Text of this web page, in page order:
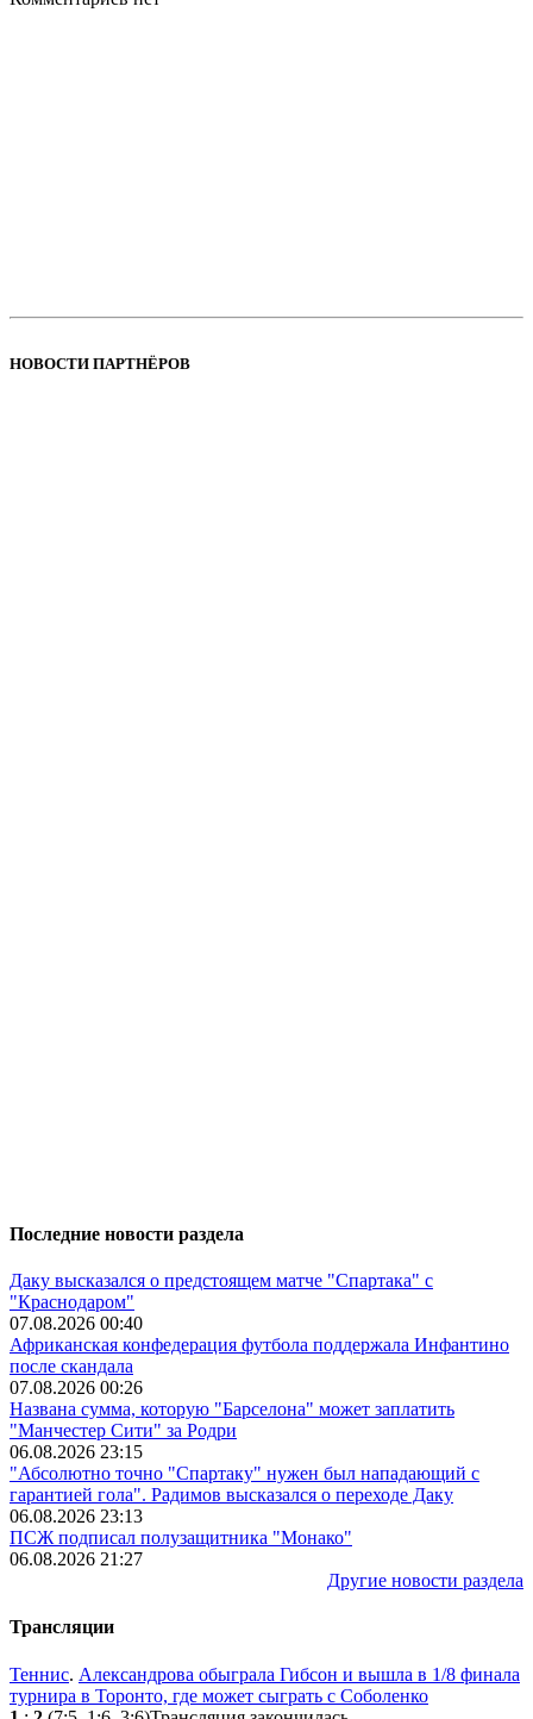
НОВОСТИ ПАРТНЁРОВ
Последние новости раздела
Даку высказался о предстоящем матче "Спартака" с
"Краснодаром"
07.08.2026 00:40
Африканская конфедерация футбола поддержала Инфантино
после скандала
07.08.2026 00:26
Названа сумма, которую "Барселона" может заплатить
"Манчестер Сити" за Родри
06.08.2026 23:15
"Абсолютно точно "Спартаку" нужен был нападающий с
гарантией гола". Радимов высказался о переходе Даку
06.08.2026 23:13
ПСЖ подписал полузащитника "Монако"
06.08.2026 21:27
Другие новости раздела
Трансляции
Теннис. Александрова обыграла Гибсон и вышла в 1/8 финала
турнира в Торонто, где может сыграть с Соболенко